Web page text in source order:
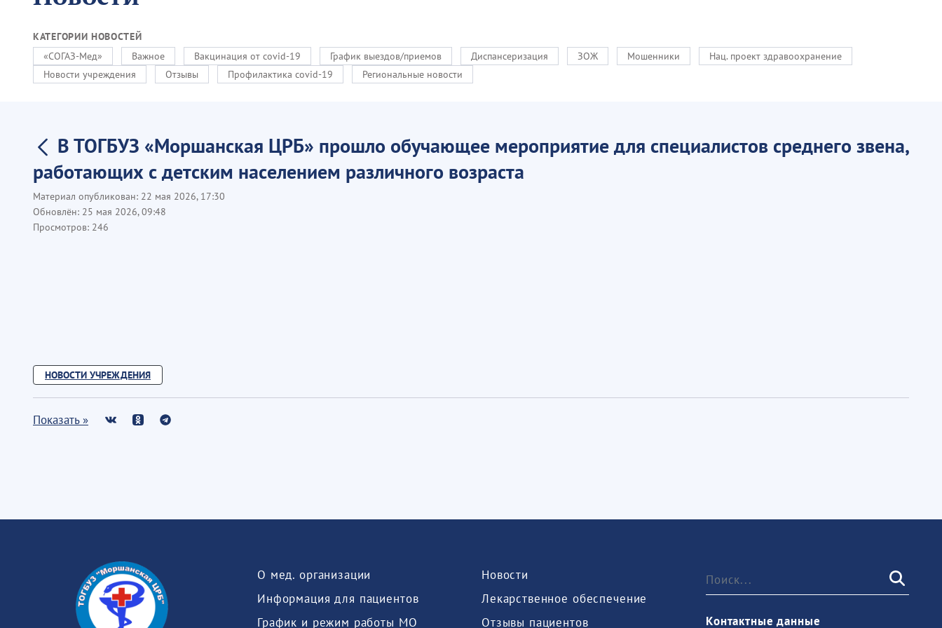
КАТЕГОРИИ НОВОСТЕЙ
«СОГАЗ-Мед»
Важное Вакцинация от covid-19 График выездов/приемов Диспансеризация ЗОЖ Мошенники
Нац. проект здравоохранение
Новости учреждения
Отзывы Профилактика covid-19 Региональные новости
В ТОГБУЗ «Моршанская ЦРБ» прошло обучающее мероприятие для специалистов среднего звена,
работающих с детским населением различного возраста
Материал опубликован: 22 мая 2026, 17:30
Обновлён: 25 мая 2026, 09:48
Просмотров: 246
НОВОСТИ УЧРЕЖДЕНИЯ
Показать »
О мед. организации
Информация для пациентов
График и режим работы МО
Новости
Лекарственное обеспечение
Отзывы пациентов
Контактные данные